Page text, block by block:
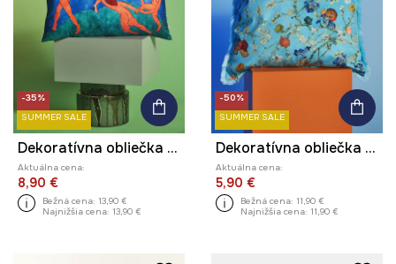
-35%
SUMMER SALE
Dekoratívna obliečka na vankúš z kolekcie Eviva L'arte
Aktuálna cena:
8,90 €
Bežná cena: 13,90 €
Najnižšia cena: 13,90 €
-50%
SUMMER SALE
Dekoratívna obliečka na vankúš 45 x 45 cm z kolekcie Eviva L'arte
Aktuálna cena:
5,90 €
Bežná cena: 11,90 €
Najnižšia cena: 11,90 €